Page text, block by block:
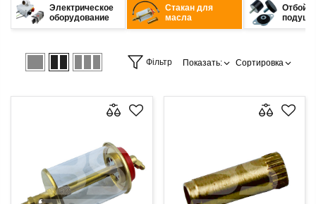
Электрическое
оборудование
Стакан для
масла
Фільтр Показать: Сортировка